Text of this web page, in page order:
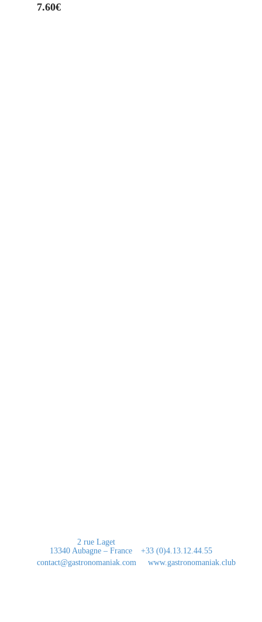
7.60€
2 rue Laget
13340 Aubagne – France
+33 (0)4.13.12.44.55
contact@gastronomaniak.com
www.gastronomaniak.club